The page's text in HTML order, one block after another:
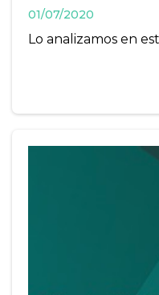
01/07/2020
Lo analizamos en